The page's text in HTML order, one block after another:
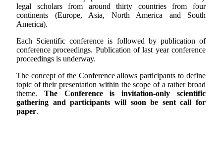
legal scholars from around thirty countries from four
continents (Europe, Asia, North America and South
America).
Each Scientific conference is followed by publication of
conference proceedings. Publication of last year conference
proceedings is underway.
The concept of the Conference allows participants to define
topic of their presentation within the scope of a rather broad
theme. The
Conference is invitation-only scientific
gathering and participants will soon be sent call for
paper.